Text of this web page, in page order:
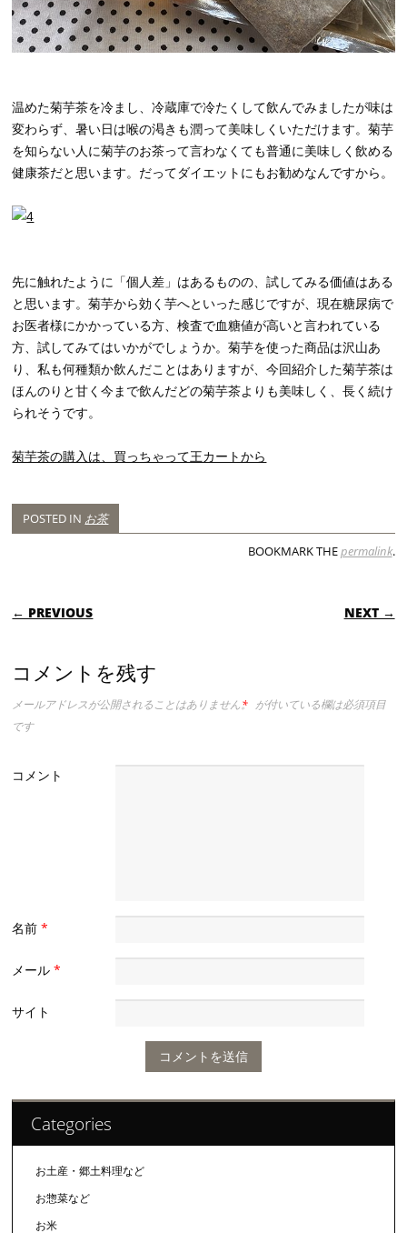
温めた菊芋茶を冷まし、冷蔵庫で冷たくして飲んでみましたが味は
変わらず、暑い日は喉の渇きも潤って美味しくいただけます。菊芋
を知らない人に菊芋のお茶って言わなくても普通に美味しく飲める
健康茶だと思います。だってダイエットにもお勧めなんですから。
先に触れたように「個人差」はあるものの、試してみる価値はある
と思います。菊芋から効く芋へといった感じですが、現在糖尿病で
お医者様にかかっている方、検査で血糖値が高いと言われている
方、試してみてはいかがでしょうか。菊芋を使った商品は沢山あ
り、私も何種類か飲んだことはありますが、今回紹介した菊芋茶は
ほんのりと甘く今まで飲んだどの菊芋茶よりも美味しく、長く続け
られそうです。
菊芋茶の購入は、買っちゃって王カートから
POSTED IN お茶
BOOKMARK THEpermalink.
POST NAVIGATION
← PREVIOUS NEXT →
コメントを残す
メールアドレスが公開されることはありません。
* が付いている欄は必須項目
です
コメント
名前*
メール*
サイト
Categories
お土産・郷土料理など
お惣菜など
お米